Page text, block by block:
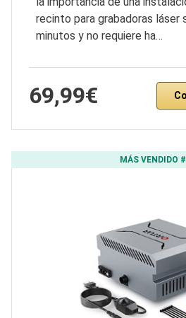
recinto para grabadoras láser
minutos y no requiere ha…
69,99€
MÁS VENDIDO